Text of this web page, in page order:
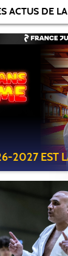
ACTUS DE
2027 EST